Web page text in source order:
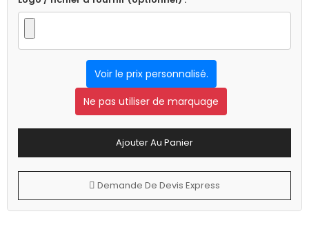
Voir le prix personnalisé.
Ne pas utiliser de marquage
Ajouter Au Panier
Demande De Devis Express